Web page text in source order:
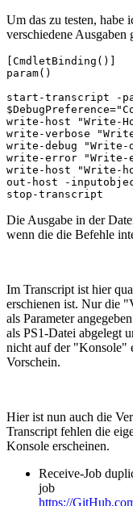
Um das zu testen, habe
verschiedene Ausgaben
[CmdletBinding()]
param()
start-transcript -
write-host "Write-
write-verbose
write-debug "Write-
write-error "Write-
write-host "Write-
out-host -
stop-transcript
Die Ausgabe in der
wenn die die Befehle
Im Transcript ist hier
erschienen ist. Nur die
als Parameter
als PS1-Datei abgelegt
nicht auf der "Konsole"
Vorschein.
Hier ist nun auch die
Transcript fehlen die
Konsole erscheinen.
Receive-Job
job
https://